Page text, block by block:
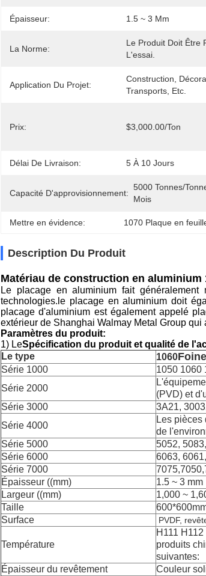
Épaisseur: 1.5 ~ 3 Mm
La Norme:
Le Produit Doit Être
L'essai.
Application Du Projet:
Construction,
Transports, Etc.
Prix: $3,000.00/ton
Délai De Livraison: 5 À 10 Jours
Capacité D'approvisionnement:
5000 Tonnes/
Mois
Mettre en évidence: 1070 Plaque en
Description Du Produit
Matériau de construction en aluminium
Le placage en aluminium fait
technologies.le placage en aluminium doit
placage d'aluminium est également appelé
extérieur de Shanghai Walmay Metal Group
Paramètres du produit:
1) LeSpécification du produit et qualité de
Le type
1060
Série 1000
1050 1060
Série 2000
(PVD) et
Série 3000
3A21,
Série 4000
Les
de
Série 5000
5052,
Série 6000
6063,
Série 7000
Épaisseur ((mm)
1.5 ~ 3 mm
Largeur ((mm)
1,000 ~
Taille
Surface
PVDF,
Température
H111
produits
suivantes:
Épaisseur du revêtement
Couleur